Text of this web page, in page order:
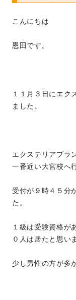
こんにちは
恩田です。
１１月３日にエク
ました。
エクステリアプラ
一番近い大宮校へ
受付が９時４５分
た。
１級は受験資格が
０人は居たと思い
少し男性の方が多